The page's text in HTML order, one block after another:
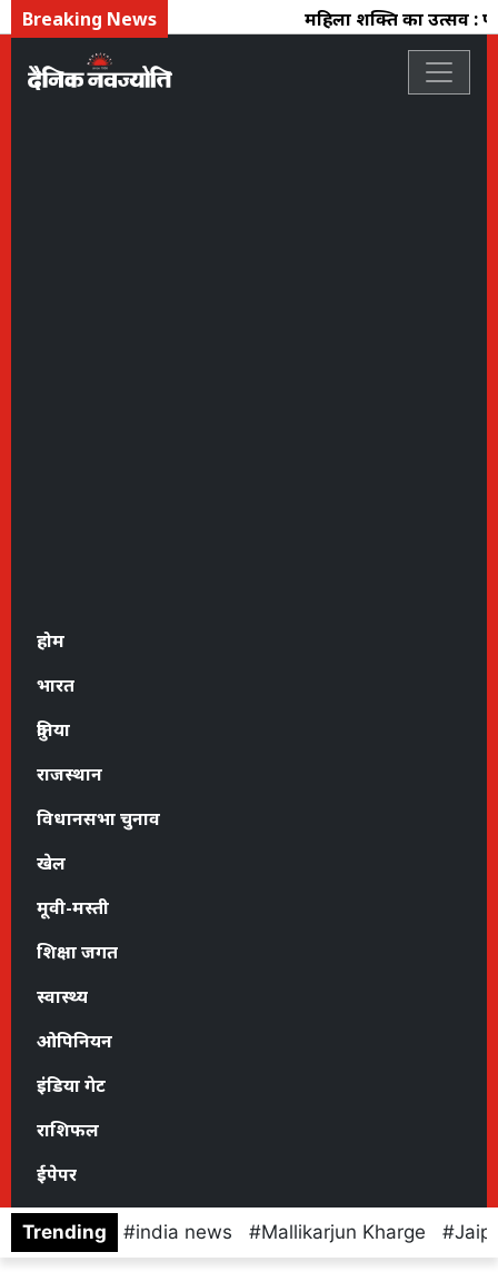
Breaking News महिला शक्ति का उत्सव :
होम
भारत
दुनिया
राजस्थान
विधानसभा चुनाव
खेल
मूवी-मस्ती
शिक्षा जगत
स्वास्थ्य
ओपिनियन
इंडिया गेट
राशिफल
ईपेपर
Trending india news Mallikarjun Kharge